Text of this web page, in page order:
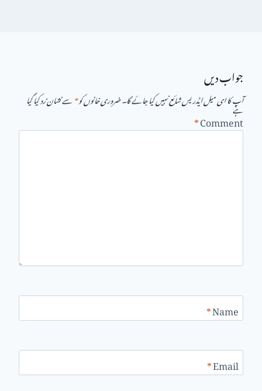
جواب دیں
آپ کا ای میل ایڈریس شائع نہیں کیا جائے گا۔ضروری خانوں کو*سے نشان زد کیا گیا ہے
Comment
*
Name
*
Email
*